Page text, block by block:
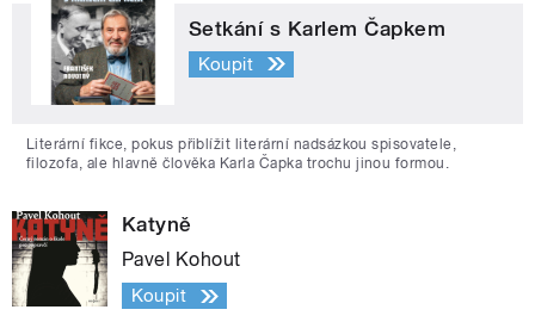
Setkání s Karlem Čapkem
Koupit
Literární fikce, pokus přiblížit literární nadsázkou spisovatele,
filozofa, ale hlavně člověka Karla Čapka trochu jinou formou.
Katyně
Pavel Kohout
Koupit